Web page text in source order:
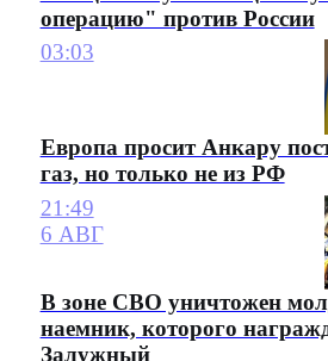
операцию" против России
03:03
Европа просит Анкару
газ, но только не из РФ
21:49
6 АВГ
В зоне СВО уничтожен
наемник, которого
Залужный